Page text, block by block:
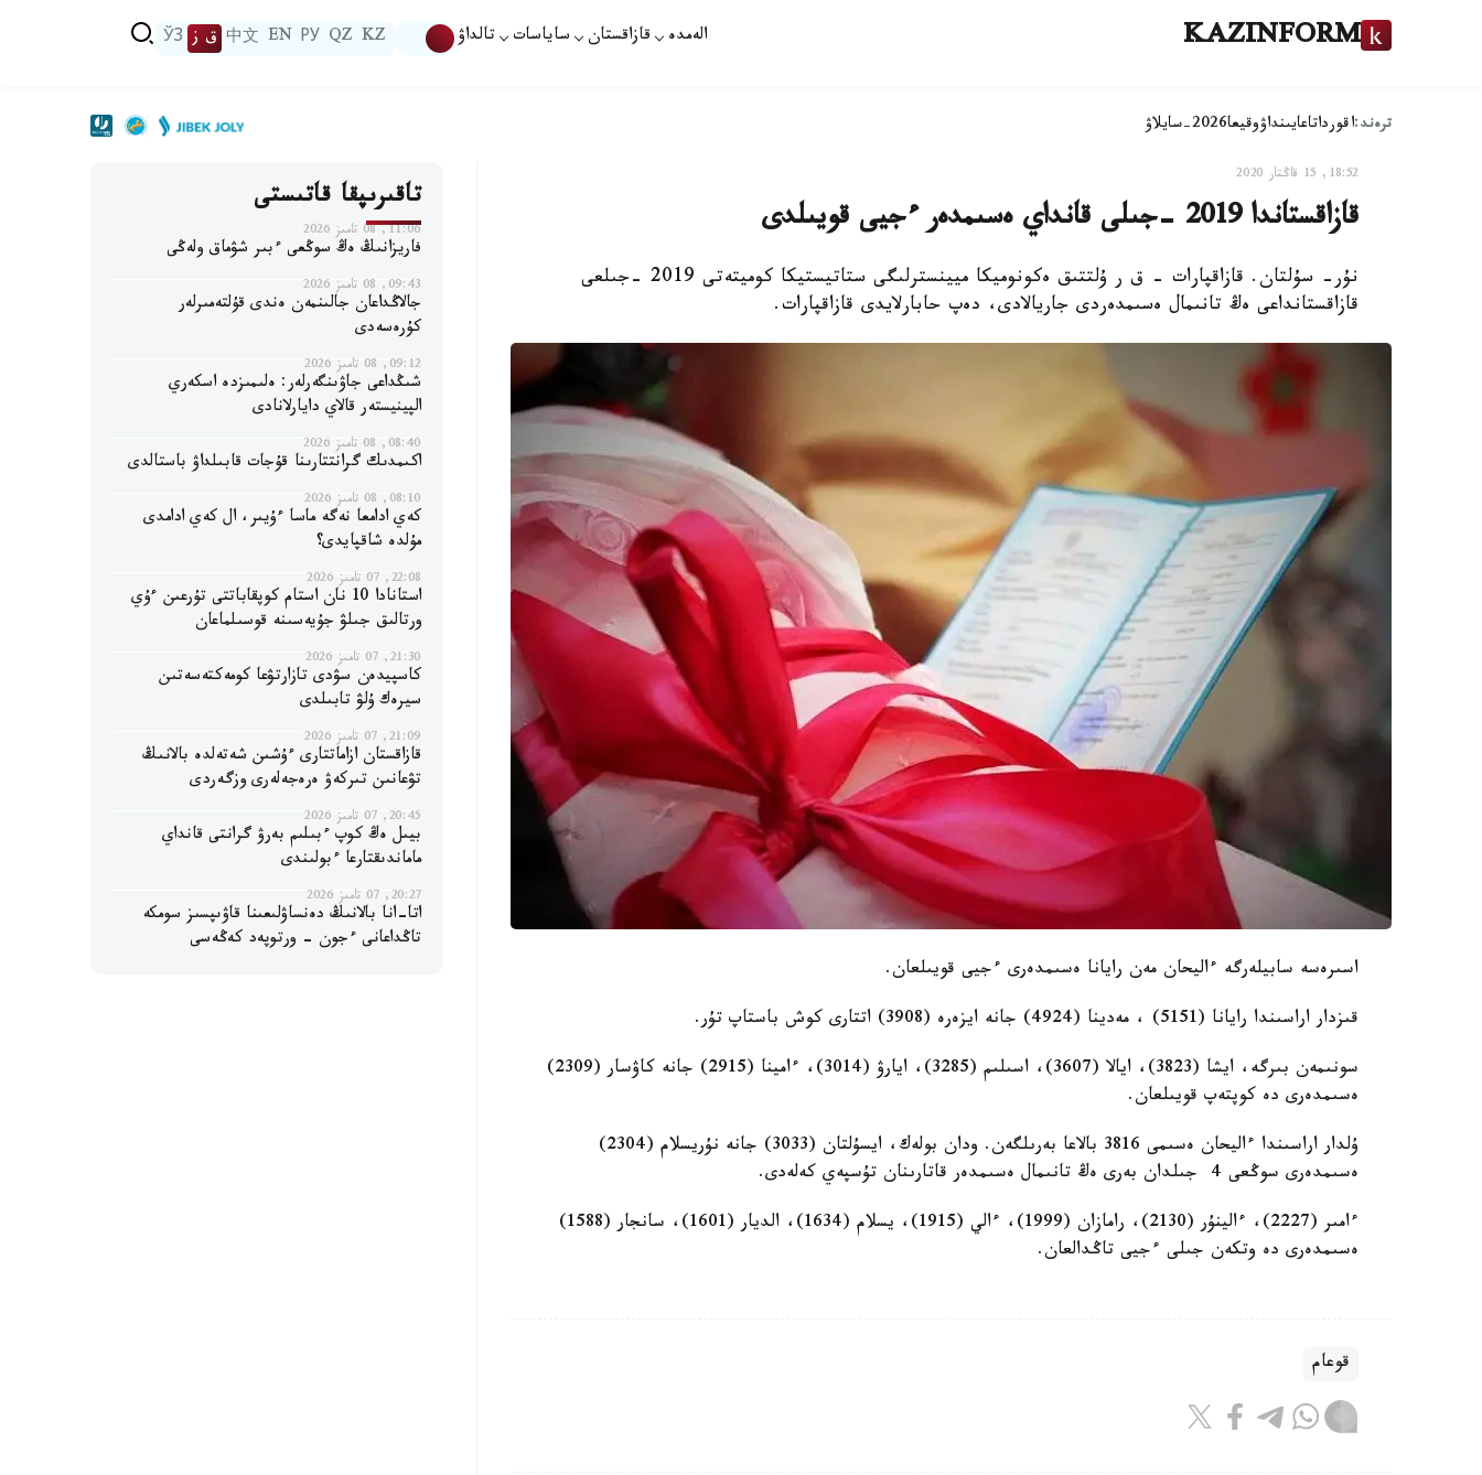
KAZINFORM الەمدە قازاقستان ساياسات تالداۋ KZ
QZ
РУ
EN
中文 ق ز ЎЗ
ترەند:اقورداتاعايىنداۋوقيعا2026-سايلاۋ
18:52, 15 قاڭتار 2020
قازاقستاندا 2019 -جىلى قانداي ەسىمدەر ءجيى قويىلدى
نۇر- سۇلتان. قازاقپارات – ق ر ۇلتتىق ەكونوميكا ميينسترلىگى ستاتيستيكا كوميتەتى 2019 -جىلعى
قازاقستانداعى ەڭ تانىمال ەسىمدەردى جاريالادى، دەپ حابارلايدى قازاقپارات.
اسىرەسە سابيلەرگە ءاليحان مەن رايانا ەسىمدەرى ءجيى قويىلعان.
قىزدار اراسىندا رايانا (5151) ، مەدينا (4924) جانە ايزەرە (3908) اتتارى كوش باستاپ تۇر.
سونىمەن بىرگە، ايشا (3823)، ايالا (3607)، اسىلىم (3285)، ايارۋ (3014)، ءامينا (2915) جانە كاۋسار (2309)
ەسىمدەرى دە كوپتەپ قويىلعان.
ۇلدار اراسىندا ءاليحان ەسىمى 3816 بالاعا بەرىلگەن. ودان بولەك، ايسۇلتان (3033) جانە نۇريسلام (2304)
ەسىمدەرى سوڭعى 4 جىلدان بەرى ەڭ تانىمال ەسىمدەر قاتارىنان تۇسپەي كەلەدى.
ءامىر (2227)، ءالينۇر (2130)، رامازان (1999)، ءالي (1915)، يسلام (1634)، الديار (1601)، سانجار (1588)
ەسىمدەرى دە وتكەن جىلى ءجيى تاڭدالعان.
قوعام
تاقىرىپقا قاتىستى
11:06, 08 تامىز 2026
فاريزانىڭ ەڭ سوڭعى ءبىر شۋماق ولەڭى
09:43, 08 تامىز 2026
جالاڭداعان جالىنمەن ەندى قۇلتەمىرلەر
كۇرەسەدى
09:12, 08 تامىز 2026
شىڭداعى جاۋىنگەرلەر: ەلىمىزدە اسكەري
الپينيستەر قالاي دايارلانادى
08:40, 08 تامىز 2026
اكىمدىك گرانتتارىنا قۇجات قابىلداۋ باستالدى
08:10, 08 تامىز 2026
كەي ادامعا نەگە ماسا ءۇيىر، ال كەي ادامدى
مۇلدە شاقپايدى؟
22:08, 07 تامىز 2026
استانادا 10 نان استام كوپقاباتتى تۇرعىن ءۇي
ورتالىق جىلۋ جۇيەسىنە قوسىلماعان
21:30, 07 تامىز 2026
كاسپيدەن سۋدى تازارتۋعا كومەكتەسەتىن
سيرەك ۇلۋ تابىلدى
21:09, 07 تامىز 2026
قازاقستان ازاماتتارى ءۇشىن شەتەلدە بالانىڭ
تۋعانىن تىركەۋ ەرەجەلەرى وزگەردى
20:45, 07 تامىز 2026
بيىل ەڭ كوپ ءبىلىم بەرۋ گرانتى قانداي
ماماندىقتارعا ءبولىندى
20:27, 07 تامىز 2026
اتا-انا بالانىڭ دەنساۋلىعىنا قاۋىپسىز سومكە
تاڭداعانى ءجون - ورتوپەد كەڭەسى